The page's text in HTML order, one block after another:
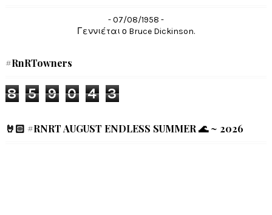
- 07/08/1958 -
Γεννιέται ο Bruce Dickinson.
#RnRTowners
8 5 9 0 4 3
🤘🏻 #RNRT AUGUST ENDLESS SUMMER 🌊 ~ 2026